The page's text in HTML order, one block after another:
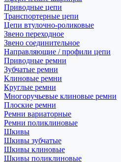
Приводные цепи
Транспортерные цепи
Цепи втулочно-роликовые
Звено переходное
Звено соединительное
Направляющие / профили цепи
Приводные ремни
Зубчатые ремни
Клиновые ремни
Круглые ремни
Многоручьевые клиновые ремни
Плоские ремни
Ремни вариаторные
Ремни поликлиновые
Шкивы
Шкивы зубчатые
Шкивы клиновые
Шкивы поликлиновые